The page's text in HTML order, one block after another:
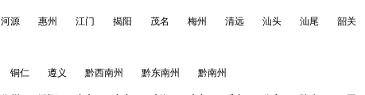
河源 惠州 江门 揭阳 茂名 梅州 清远 汕头 汕尾 韶关
铜仁 遵义 黔西南州 黔东南州 黔南州